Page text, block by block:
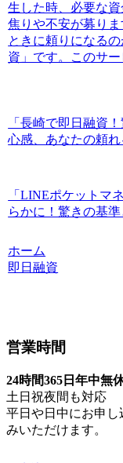
生した時、必要な
焦りや不安が募り
ときに頼りになる
資」です。このサー
「長崎で即日融資
心感、あなたの頼れ
「LINEポケットマ
らかに！驚きの基準
ホーム
即日融資
営業時間
24時間365日年中無
土日祝夜間も対応
平日や日中にお申
みいただけます。